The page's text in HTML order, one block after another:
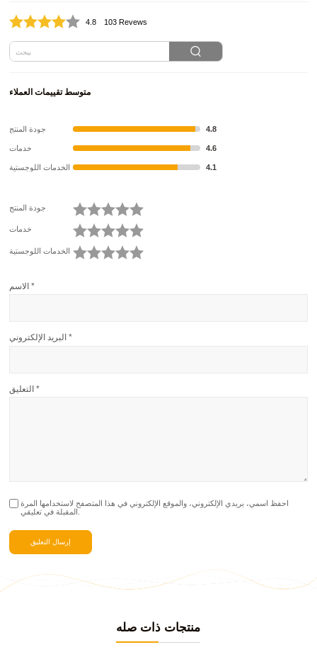
4.8 103 Revews
متوسط تقييمات العملاء
جودة المنتج 4.8
خدمات 4.6
الخدمات اللوجستية 4.1
جودة المنتج
خدمات
الخدمات اللوجستية
التعليق*
الاسم*
البريد الإلكتروني*
احفظ اسمي، بريدي الإلكتروني، والموقع الإلكتروني في هذا المتصفح لاستخدامها المرة
منتجات ذات صله